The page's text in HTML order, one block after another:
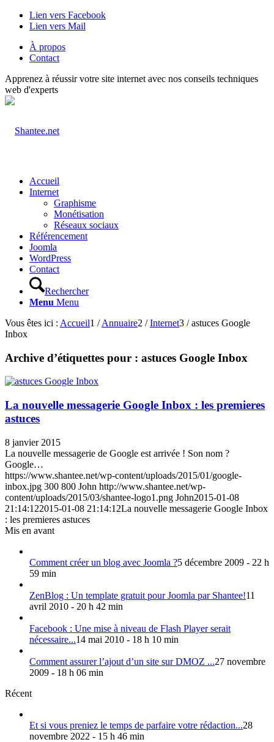
Lien vers Facebook
Lien vers Mail
À propos
Contact
Apprenez à réussir votre site internet avec nos conseils techniques
web d'experts
Accueil
Internet
Graphisme
Monétisation
Réseaux sociaux
Référencement
Joomla
WordPress
Contact
Rechercher
Menu Menu
Vous êtes ici : Accueil1 / Annuaire2 / Internet3 / astuces Google
Inbox
Archive d’étiquettes pour : astuces Google Inbox
La nouvelle messagerie Google Inbox : les premieres
astuces
8 janvier 2015
La nouvelle messagerie de Google est arrivée ! Son nom ?
Google…
https://www.shantee.net/wp-content/uploads/2015/01/google-
inbox.jpg 300 800 John http://www.shantee.net/wp-
content/uploads/2015/03/shantee-logo1.png John2015-01-08
21:14:122015-01-08 21:14:12La nouvelle messagerie Google Inbox
: les premieres astuces
Mis en avant
Comment créer un blog avec Joomla ?5 décembre 2009 - 22 h
59 min
ZenBlog : Un template gratuit pour Joomla par Shantee!11
avril 2010 - 20 h 42 min
Facebook : Une mise à niveau de Flash Player serait
nécessaire...14 mai 2010 - 18 h 10 min
Comment assurer l’ajout d’un site sur DMOZ ...27 novembre
2009 - 18 h 06 min
Récent
Et si vous preniez le temps de parfaire votre rédaction...28
novembre 2022 - 15 h 46 min